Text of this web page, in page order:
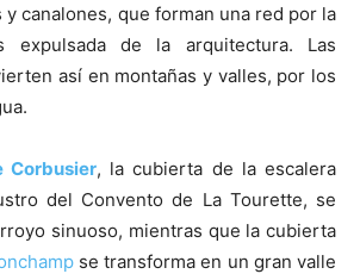
y canalones, que forman una red por la
de la arquitectura. Las
así en montañas y valles, por los
Corbusier, la cubierta de la escalera
del Convento de La Tourette, se
sinuoso, mientras que la cubierta
se transforma en un gran valle